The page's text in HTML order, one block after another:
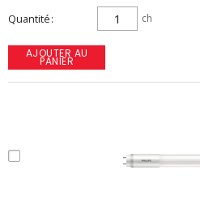
Quantité ch
AJOUTER AU
PANIER